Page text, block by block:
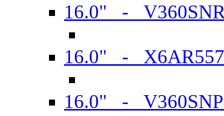
16.0" -
16.0" -
16.0" -